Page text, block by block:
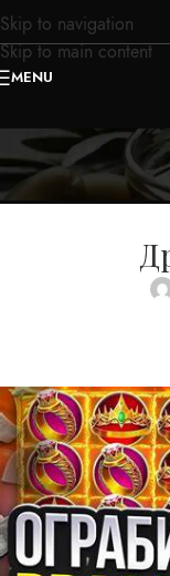
Skip to navigation
Skip to main content
MENU